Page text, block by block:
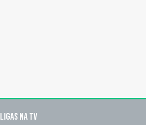
Ligas na TV